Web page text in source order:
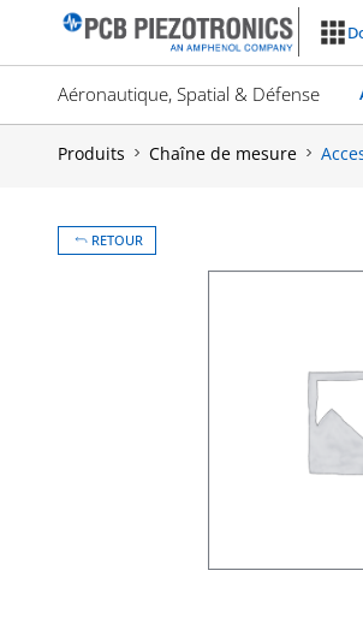
Aéronautique, Spatial & Défense
Produits Chaîne de mesure
RETOUR